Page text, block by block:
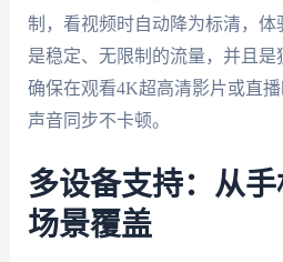
制，看视频时自动降为标清，体
是稳定、无限制的流量，并且
确保在观看4K超高清影片或直播
声音同步不卡顿。
多设备支持：从
场景覆盖